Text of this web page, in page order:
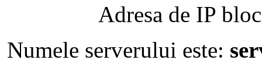
Adresa de IP
Numele serverului este: